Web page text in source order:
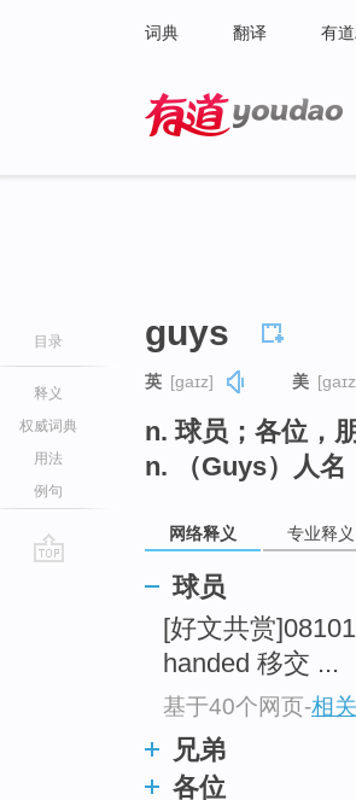
词典 翻译 有
目录
释义
权威词典
用法
例句
guys
英 [ɡaɪz] 美
n. 球员；各位，
n. （Guys）人名
网络释义 专业释义
球员
[好文共赏
handed 移交 ...
基于40个网页-相
兄弟
各位